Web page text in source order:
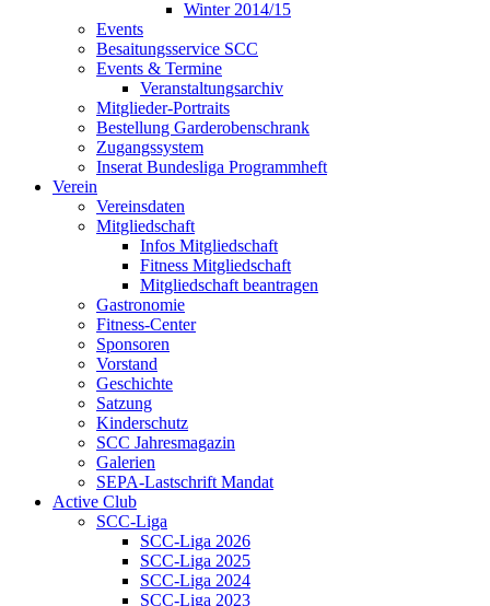
Winter 2014/15
Events
Besaitungsservice SCC
Events & Termine
Veranstaltungsarchiv
Mitglieder-Portraits
Bestellung Garderobenschrank
Zugangssystem
Inserat Bundesliga Programmheft
Verein
Vereinsdaten
Mitgliedschaft
Infos Mitgliedschaft
Fitness Mitgliedschaft
Mitgliedschaft beantragen
Gastronomie
Fitness-Center
Sponsoren
Vorstand
Geschichte
Satzung
Kinderschutz
SCC Jahresmagazin
Galerien
SEPA-Lastschrift Mandat
Active Club
SCC-Liga
SCC-Liga 2026
SCC-Liga 2025
SCC-Liga 2024
SCC-Liga 2023